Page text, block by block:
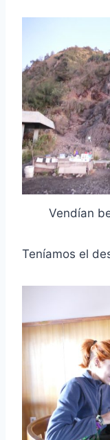
Vendían
Teníamos el